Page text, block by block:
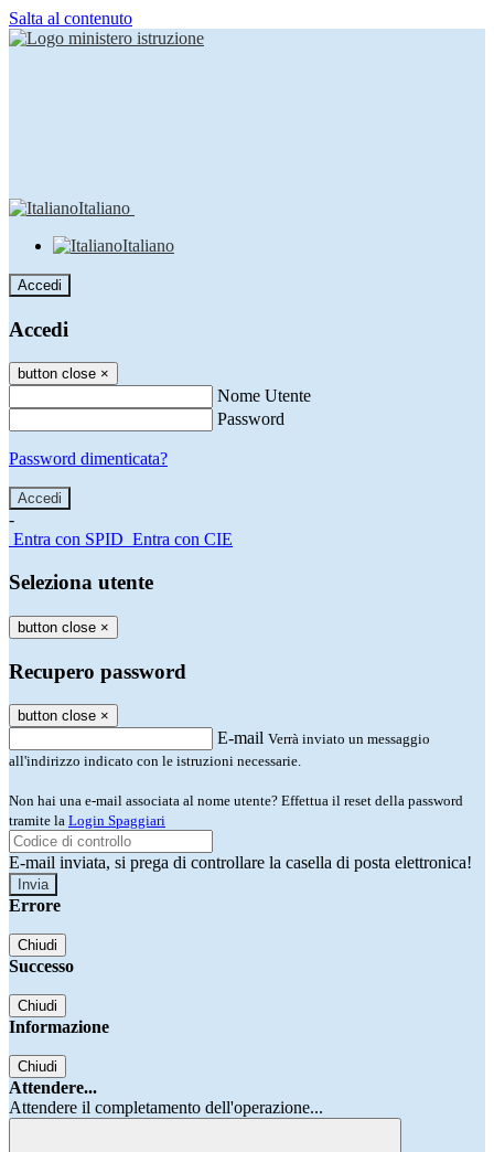
Salta al contenuto
Italiano
Italiano
Accedi
Accedi
button close ×
Nome Utente
Password
Password dimenticata?
-
Entra con SPID Entra con CIE
Seleziona utente
button close ×
Recupero password
button close ×
E-mail Verrà inviato un messaggio
all'indirizzo indicato con le istruzioni necessarie.
Non hai una e-mail associata al nome utente? Effettua il reset della password
tramite la Login Spaggiari
E-mail inviata, si prega di controllare la casella di posta elettronica!
Errore
Chiudi
Successo
Chiudi
Informazione
Chiudi
Attendere...
Attendere il completamento dell'operazione...